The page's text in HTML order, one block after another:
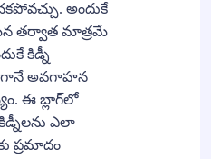
అందుకే
తర్వాత మాత్రమే
కిడ్నీ
అవగాహన
ఈ బ్లాగ్‌లో
ఎలా
ప్రమాదం